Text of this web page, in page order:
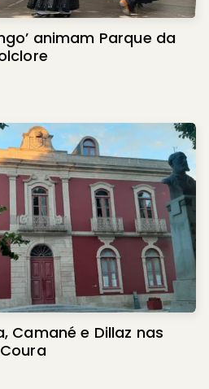
animam Parque da
Camané e Dillaz nas